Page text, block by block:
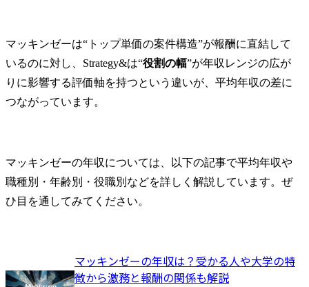
マッキンゼーは“トップ単価の案件構造”が報酬に直結して
いるのに対し、Strategy&は“役割の幅”が年収レンジの広が
りに影響する評価軸を持つという違いが、平均年収の差に
つながっています。
マッキンゼーの年収については、以下の記事で平均年収や
職種別・年齢別・役職別などを詳しく解説しています。ぜ
ひ目を通してみてください。
マッキンゼーの年収は？受かる人や大学の特
徴から激務と報酬の関係も解説